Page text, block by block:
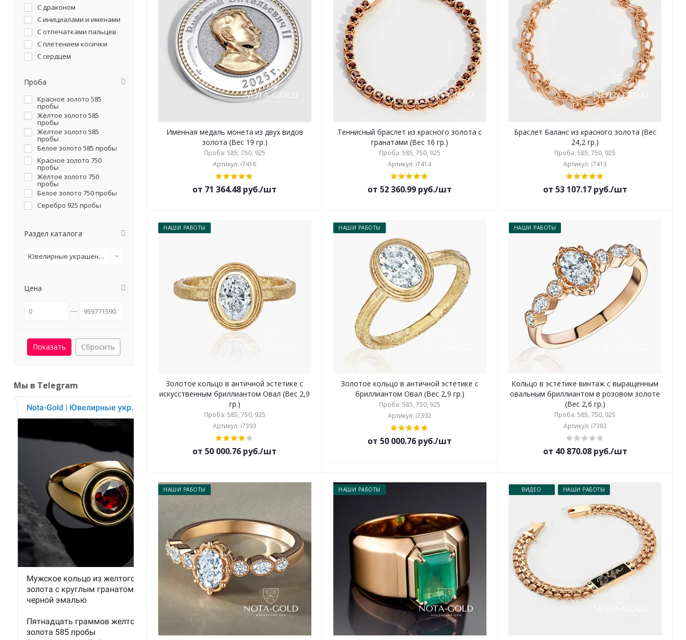
Именная медаль монета из двух видов
золота (Вес 19 гр.)
Проба: 585, 750, 925
Артикул: i7416
от 71 364.48 руб./шт
Теннисный браслет из красного золота с
гранатами (Вес 16 гр.)
Проба: 585, 750, 925
Артикул: i7414
от 52 360.99 руб./шт
Браслет Баланс из красного золота (Вес
24,2 гр.)
Проба: 585, 750, 925
Артикул: i7413
от 53 107.17 руб./шт
НАШИ РАБОТЫ
Золотое кольцо в античной эстетике с
искусственным бриллиантом Овал (Вес 2,9
гр.)
Проба: 585, 750, 925
Артикул: i7393
от 50 000.76 руб./шт
НАШИ РАБОТЫ
Золотое кольцо в античной эстетике с
бриллиантом Овал (Вес 2,9 гр.)
Проба: 585, 750, 925
Артикул: i7392
от 50 000.76 руб./шт
НАШИ РАБОТЫ
Кольцо в эстетике винтаж с выращенным
овальным бриллиантом в розовом золоте
(Вес 2,6 гр.)
Проба: 585, 750, 925
Артикул: i7383
от 40 870.08 руб./шт
НАШИ РАБОТЫ НАШИ РАБОТЫ ВИДЕО НАШИ РАБОТЫ
С драконом
С инициалами и именами
С отпечатками пальцев
С плетением косички
С сердцем
Цветы
Проба
Красное золото 585
пробы
Жёлтое золото 585
пробы
Желтое золото 585
пробы
Белое золото 585 пробы
Красное золото 750
пробы
Жёлтое золото 750
пробы
Белое золото 750 пробы
Серебро 925 пробы
Раздел каталога
Ювелирные украшения из красного золота
Цена
Сбросить
Мы в Telegram